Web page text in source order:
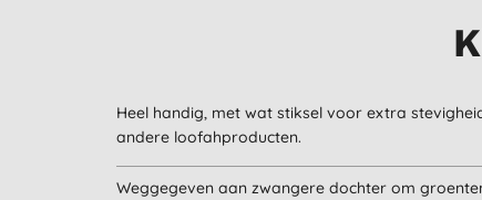
Heel handig, met wat stiksel voor extra
andere loofahproducten.
Weggegeven aan zwangere dochter om